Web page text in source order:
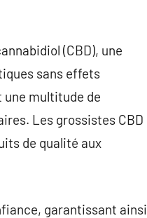
(CBD), une
sans effets
une multitude de
Les grossistes CBD
de qualité aux
garantissant ainsi